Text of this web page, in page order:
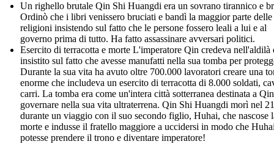
Un righello brutale Qin Shi Huangdi era un sovrano tirannico e
Ordinò che i libri venissero bruciati e bandì la maggior parte delle
religioni insistendo sul fatto che le persone fossero leali a lui e al
governo prima di tutto. Ha fatto assassinare avversari politici.
Esercito di terracotta e morte L'imperatore Qin credeva nell'aldilà
insistito sul fatto che avesse manufatti nella sua tomba per
Durante la sua vita ha avuto oltre 700.000 lavoratori creare una
enorme che includeva un esercito di terracotta di 8.000 soldati,
carri. La tomba era come un'intera città sotterranea destinata a
governare nella sua vita ultraterrena. Qin Shi Huangdi morì nel
durante un viaggio con il suo secondo figlio, Huhai, che nascose
morte e indusse il fratello maggiore a uccidersi in modo che
potesse prendere il trono e diventare imperatore!